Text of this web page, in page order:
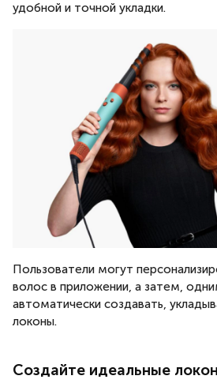
удобной и точной укладки.
Пользователи могут
волос в приложении, а затем,
автоматически создавать,
локоны.
Создайте идеальные